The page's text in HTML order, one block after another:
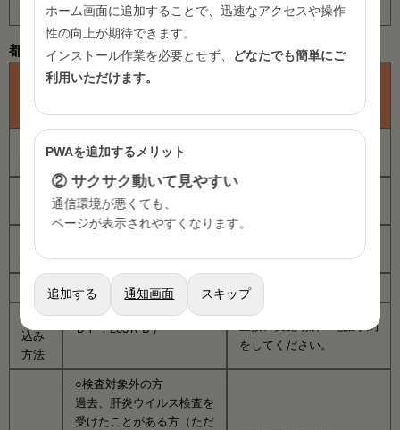
機会がある方
都内にお住まいの39歳以下の方
39歳以下で特別区・八王
除く。）
実施
特別区・八王子市・町田市
※区市町村により異なりま
い。
↓↓↓
お問合せ及び実施状況（Ｐ
ＤＦ：283ＫＢ）
時期
検診実施一覧（都保健所）
無料
申し
込み
方法
直接、実施場所へ電話予約
をしてください。
○検査対象外の方
過去、肝炎ウイルス検査を
受けたことがある方（ただ
ホーム画面に追加することで、迅速なアクセスや操作
性の向上が期待できます。
インストール作業を必要とせず、 どなたでも簡単にご
利用いただけます。
PWAを追加するメリット
② サクサク動いて見やすい
通信環境が悪くても、
ページが表示されやすくなります。
追加する 通知画面 スキップ